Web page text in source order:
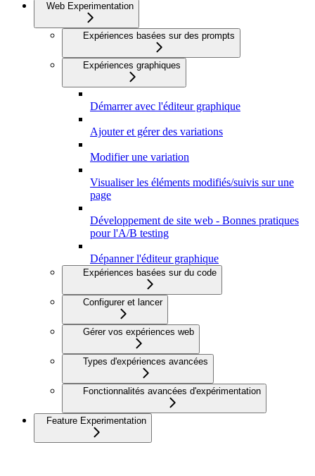
Web Experimentation
Expériences basées sur des prompts
Expériences graphiques
Démarrer avec l'éditeur graphique
Ajouter et gérer des variations
Modifier une variation
Visualiser les éléments modifiés/suivis sur une
page
Développement de site web - Bonnes pratiques
pour l'A/B testing
Dépanner l'éditeur graphique
Expériences basées sur du code
Configurer et lancer
Gérer vos expériences web
Types d'expériences avancées
Fonctionnalités avancées d'expérimentation
Feature Experimentation